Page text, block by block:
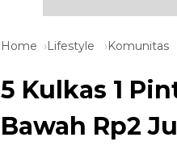
Home Lifestyle Komunitas
5 Kulkas 1
Bawah Rp2